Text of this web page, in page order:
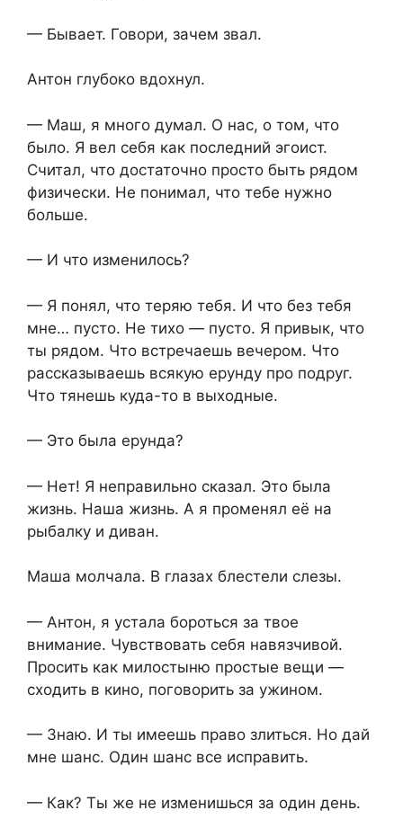
— Бывает. Говори, зачем звал.
Антон глубоко вдохнул.
— Маш, я много думал. О нас, о том, что
было. Я вел себя как последний эгоист.
Считал, что достаточно просто быть рядом
физически. Не понимал, что тебе нужно
больше.
— И что изменилось?
— Я понял, что теряю тебя. И что без тебя
мне… пусто. Не тихо — пусто. Я привык, что
ты рядом. Что встречаешь вечером. Что
рассказываешь всякую ерунду про подруг.
Что тянешь куда-то в выходные.
— Это была ерунда?
— Нет! Я неправильно сказал. Это была
жизнь. Наша жизнь. А я променял её на
рыбалку и диван.
Маша молчала. В глазах блестели слезы.
— Антон, я устала бороться за твое
внимание. Чувствовать себя навязчивой.
Просить как милостыню простые вещи —
сходить в кино, поговорить за ужином.
— Знаю. И ты имеешь право злиться. Но дай
мне шанс. Один шанс все исправить.
— Как? Ты же не изменишься за один день.